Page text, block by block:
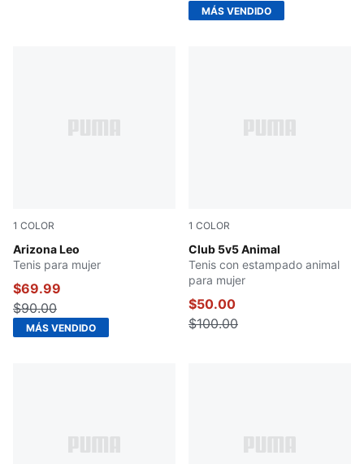
MÁS VENDIDO
1 COLOR
Arizona Leo
Vapor Gray-Vapor Gray
Tenis para mujer
$69.99
$90.00
MÁS VENDIDO
1 COLOR
Club 5v5 Animal
Alpine Snow-Warm White-
Tenis con estampado animal
para mujer
$50.00
$100.00